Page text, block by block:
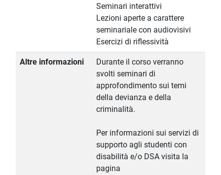
Seminari interattivi
Lezioni aperte a carattere
seminariale con audiovisivi
Esercizi di riflessività
Altre informazioni
Durante il corso verranno
svolti seminari di
approfondimento sui temi
della devianza e della
criminalità.
Per informazioni sui servizi di
supporto agli studenti con
disabilità e/o DSA visita la
pagina